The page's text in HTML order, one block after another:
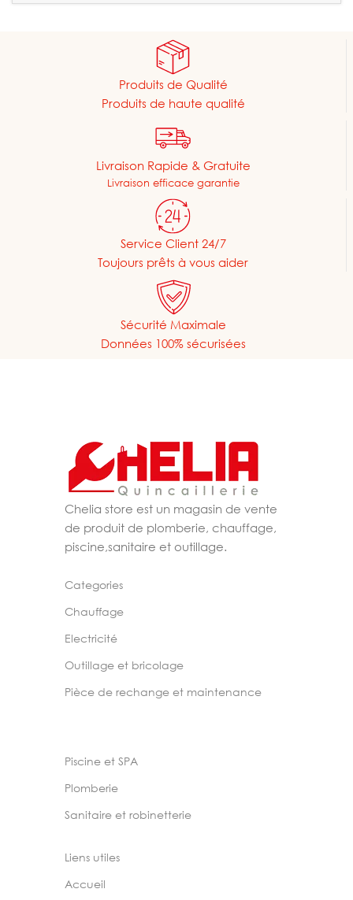
Produits de Qualité
Produits de haute qualité
Livraison Rapide & Gratuite
Livraison efficace garantie
Service Client 24/7
Toujours prêts à vous aider
Sécurité Maximale
Données 100% sécurisées
Chelia store est un magasin de vente
de produit de plomberie, chauffage,
piscine,sanitaire et outillage.
Categories
Chauffage
Electricité
Outillage et bricolage
Pièce de rechange et maintenance
Piscine et SPA
Plomberie
Sanitaire et robinetterie
Liens utiles
Accueil